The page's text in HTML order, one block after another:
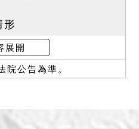
形
院112年司執字
號查封筆錄記載，該
前為空屋，亦未曾
頂樓漏水造成之漆面
展開
院公告為準。